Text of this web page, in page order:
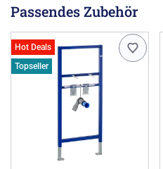
Passendes Zubehör
Hot Deals
Topseller